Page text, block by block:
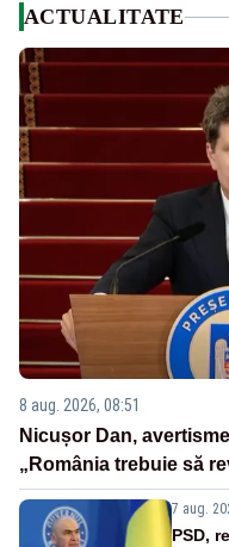
ACTUALITATE
8 aug. 2026, 08:51
Nicușor Dan,
„România trebuie să
7 aug.
PSD,